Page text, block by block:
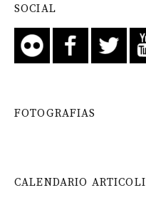
SOCIAL
FOTOGRAFIAS
CALENDARIO ARTICOLI